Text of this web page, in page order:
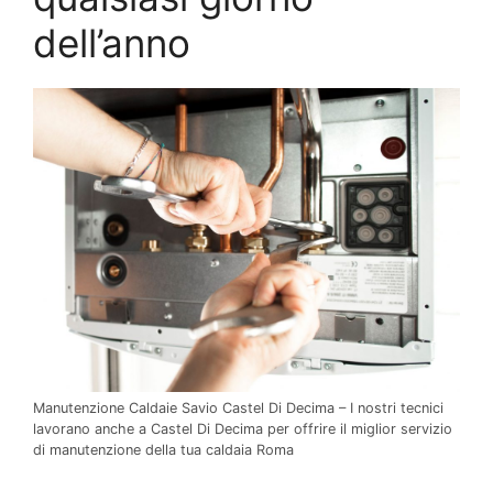
dell’anno
Manutenzione Caldaie Savio Castel Di Decima – I nostri tecnici
lavorano anche a Castel Di Decima per offrire il miglior servizio
di manutenzione della tua caldaia Roma